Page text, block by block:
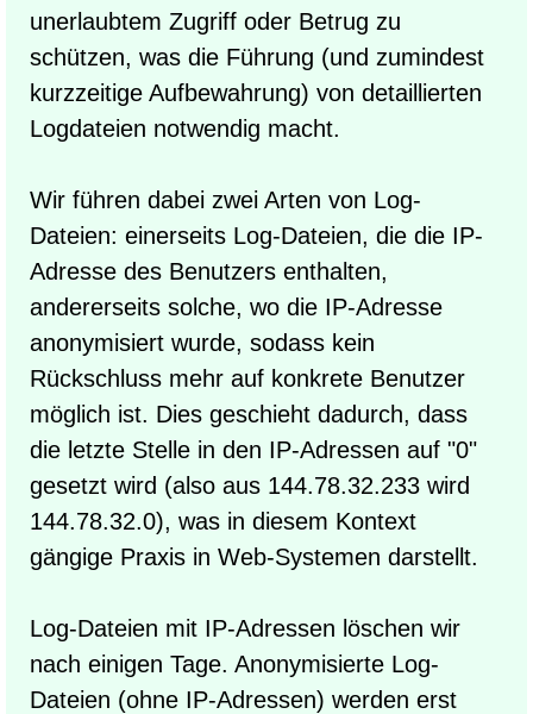
unerlaubtem Zugriff oder Betrug zu
schützen, was die Führung (und zumindest
kurzzeitige Aufbewahrung) von detaillierten
Logdateien notwendig macht.
Wir führen dabei zwei Arten von Log-
Dateien: einerseits Log-Dateien, die die IP-
Adresse des Benutzers enthalten,
andererseits solche, wo die IP-Adresse
anonymisiert wurde, sodass kein
Rückschluss mehr auf konkrete Benutzer
möglich ist. Dies geschieht dadurch, dass
die letzte Stelle in den IP-Adressen auf "0"
gesetzt wird (also aus 144.78.32.233 wird
144.78.32.0), was in diesem Kontext
gängige Praxis in Web-Systemen darstellt.
Log-Dateien mit IP-Adressen löschen wir
nach einigen Tage. Anonymisierte Log-
Dateien (ohne IP-Adressen) werden erst